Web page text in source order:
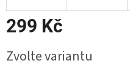
299 Kč
cena:
Zvolte variantu